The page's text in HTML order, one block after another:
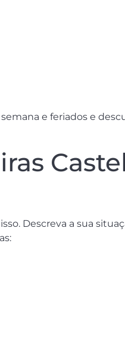
e feriados e
Descreva a sua